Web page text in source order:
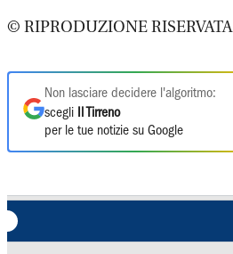
© RIPRODUZIONE RISERVATA
Non lasciare decidere l'algoritmo:
scegli
Il Tirreno
per le tue notizie su Google